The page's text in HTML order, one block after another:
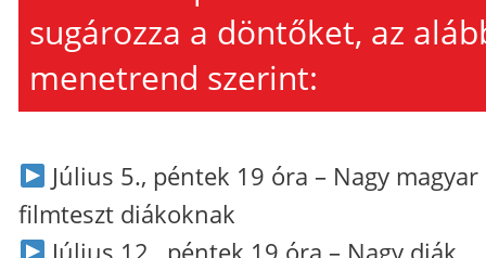
sugározza a döntőket, az
menetrend szerint:
Július 5., péntek 19 óra – Nagy magyar
filmteszt diákoknak
Július 12., péntek 19 óra – Nagy diák